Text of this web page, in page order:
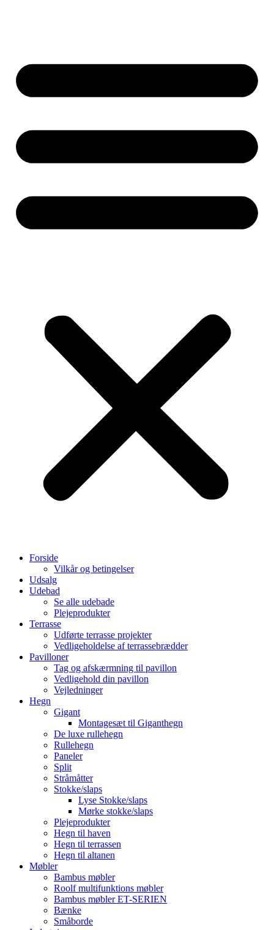
Forside
Vilkår og betingelser
Udsalg
Udebad
Se alle udebade
Plejeprodukter
Terrasse
Udførte terrasse projekter
Vedligeholdelse af terrassebrædder
Pavilloner
Tag og afskærmning til pavillon
Vedligehold din pavillon
Vejledninger
Hegn
Gigant
Montagesæt til Giganthegn
De luxe rullehegn
Rullehegn
Paneler
Split
Stråmåtter
Stokke/slaps
Lyse Stokke/slaps
Mørke stokke/slaps
Plejeprodukter
Hegn til haven
Hegn til terrassen
Hegn til altanen
Møbler
Bambus møbler
Roolf multifunktions møbler
Bambus møbler ET-SERIEN
Bænke
Småborde